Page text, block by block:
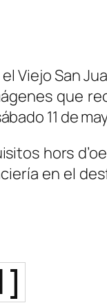
Viejo San
que
11 de
hors
en el